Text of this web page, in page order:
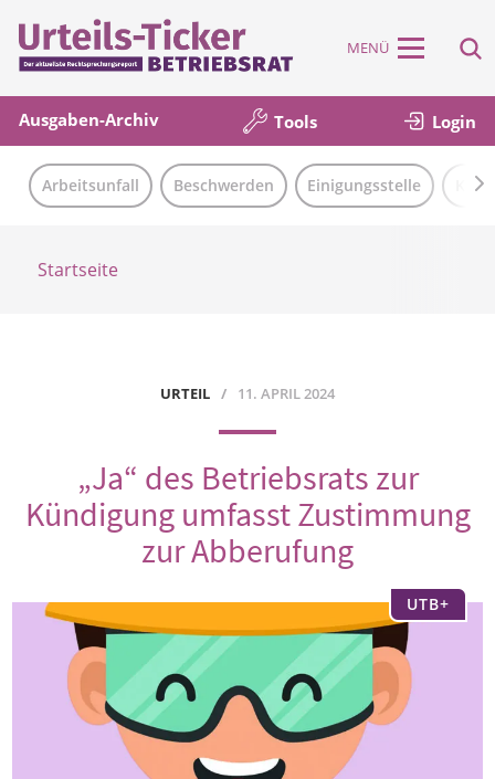
MENÜ
Ausgaben-Archiv Tools Login
Arbeitsunfall Beschwerden Einigungsstelle
Startseite
URTEIL 11. APRIL 2024
„Ja“ des Betriebsrats zur
Kündigung umfasst Zustimmung
zur Abberufung
UTB+